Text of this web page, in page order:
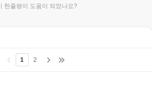
한줄평이 도움이 되었나요?
1 2